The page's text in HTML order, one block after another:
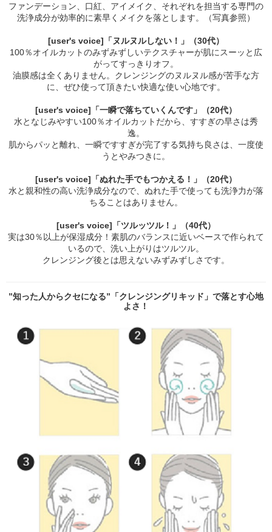
ファンデーション、口紅、アイメイク、それぞれを担当する専門の
洗浄成分が効率的に素早くメイクを落とします。（写真参照）
[user's voice]「ヌルヌルしない！」（30代）
100％オイルカットのみずみずしいテクスチャーが肌にスーッと広
がってすっきりオフ。
油膜感は全くありません。クレンジングのヌルヌル感が苦手な方
に、ぜひ使って頂きたい快適な使い心地です。
[user's voice]「一瞬で落ちていくんです」（20代）
水となじみやすい100％オイルカットだから、すすぎの早さは秀
逸。
肌からパッと離れ、一瞬ですすぎが完了する気持ち良さは、一度使
うとやみつきに。
[user's voice]「ぬれた手でもつかえる！」（20代）
水と親和性の高い洗浄成分なので、ぬれた手で使っても洗浄力が落
ちることはありません。
[user's voice]「ツルッツル！」（40代）
実は30％以上が保湿成分！素肌のバランスに近いベースで作られて
いるので、洗い上がりはツルツル。
クレンジング後とは思えないみずみずしさです。
”知った人からクセになる”「クレンジングリキッド」で落とす心地
よさ！